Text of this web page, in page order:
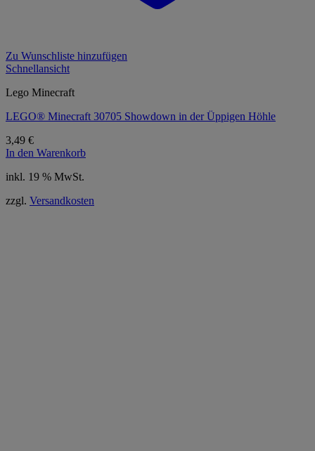
Zu Wunschliste hinzufügen
Schnellansicht
Lego Minecraft
LEGO® Minecraft 30705 Showdown in der Üppigen Höhle
3,49 €
In den Warenkorb
inkl. 19 % MwSt.
zzgl. Versandkosten